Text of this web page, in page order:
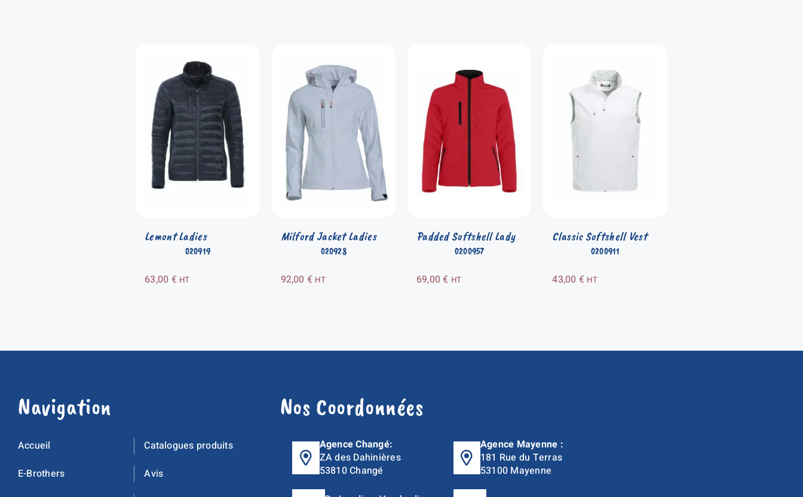
020919
Lemont Ladies
63,00 € HT
020928
Milford Jacket Ladies
92,00 € HT
0200957
Padded Softshell Lady
69,00€ HT
0200911
Classic Softshell Vest
43,00 € HT
Navigation
Accueil
E-Brothers
Catalogues produits
Avis
Nos Coordonnées
Agence Changé:
ZA des Dahinières
53810 Changé
Agence Mayenne :
181 Rue du Terras
53100 Mayenne